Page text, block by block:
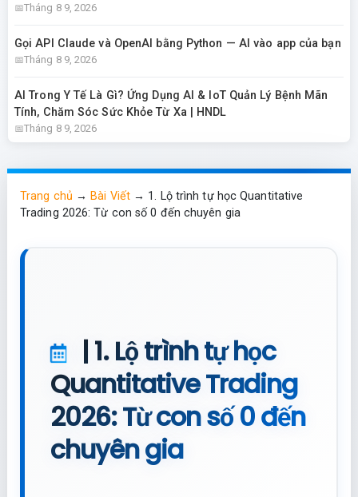
Tháng 8 9, 2026
Gọi API Claude và OpenAI bằng Python — AI vào app của bạn
Tháng 8 9, 2026
AI Trong Y Tế Là Gì? Ứng Dụng AI & IoT Quản Lý Bệnh Mãn
Tính, Chăm Sóc Sức Khỏe Từ Xa | HNDL
Tháng 8 9, 2026
Trang chủ →Bài Viết→ 1. Lộ trình tự học Quantitative
Trading 2026: Từ con số 0 đến chuyên gia
| 1. Lộ trình tự học
Quantitative Trading
2026: Từ con số 0 đến
chuyên gia